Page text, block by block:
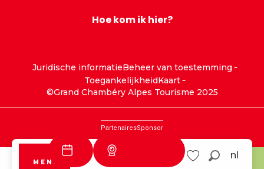
Savoie Grand Aillons
MENU
nl
Hoe kom ik hier?
Juridische informatieBeheer van toestemming
ToegankelijkheidKaart
©Grand Chambéry Alpes Tourisme 2025
PartenairesSponsor